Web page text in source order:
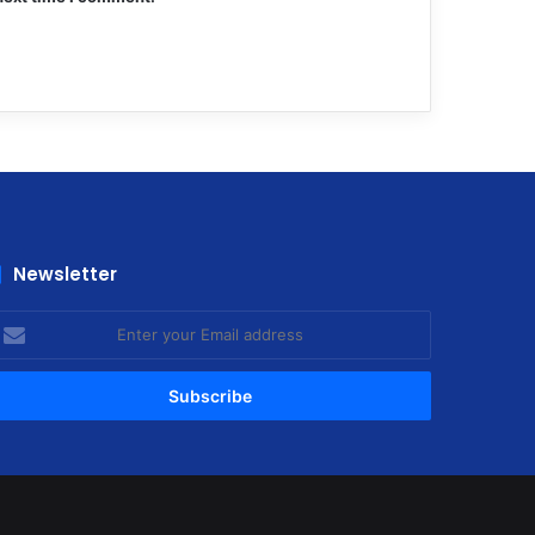
Newsletter